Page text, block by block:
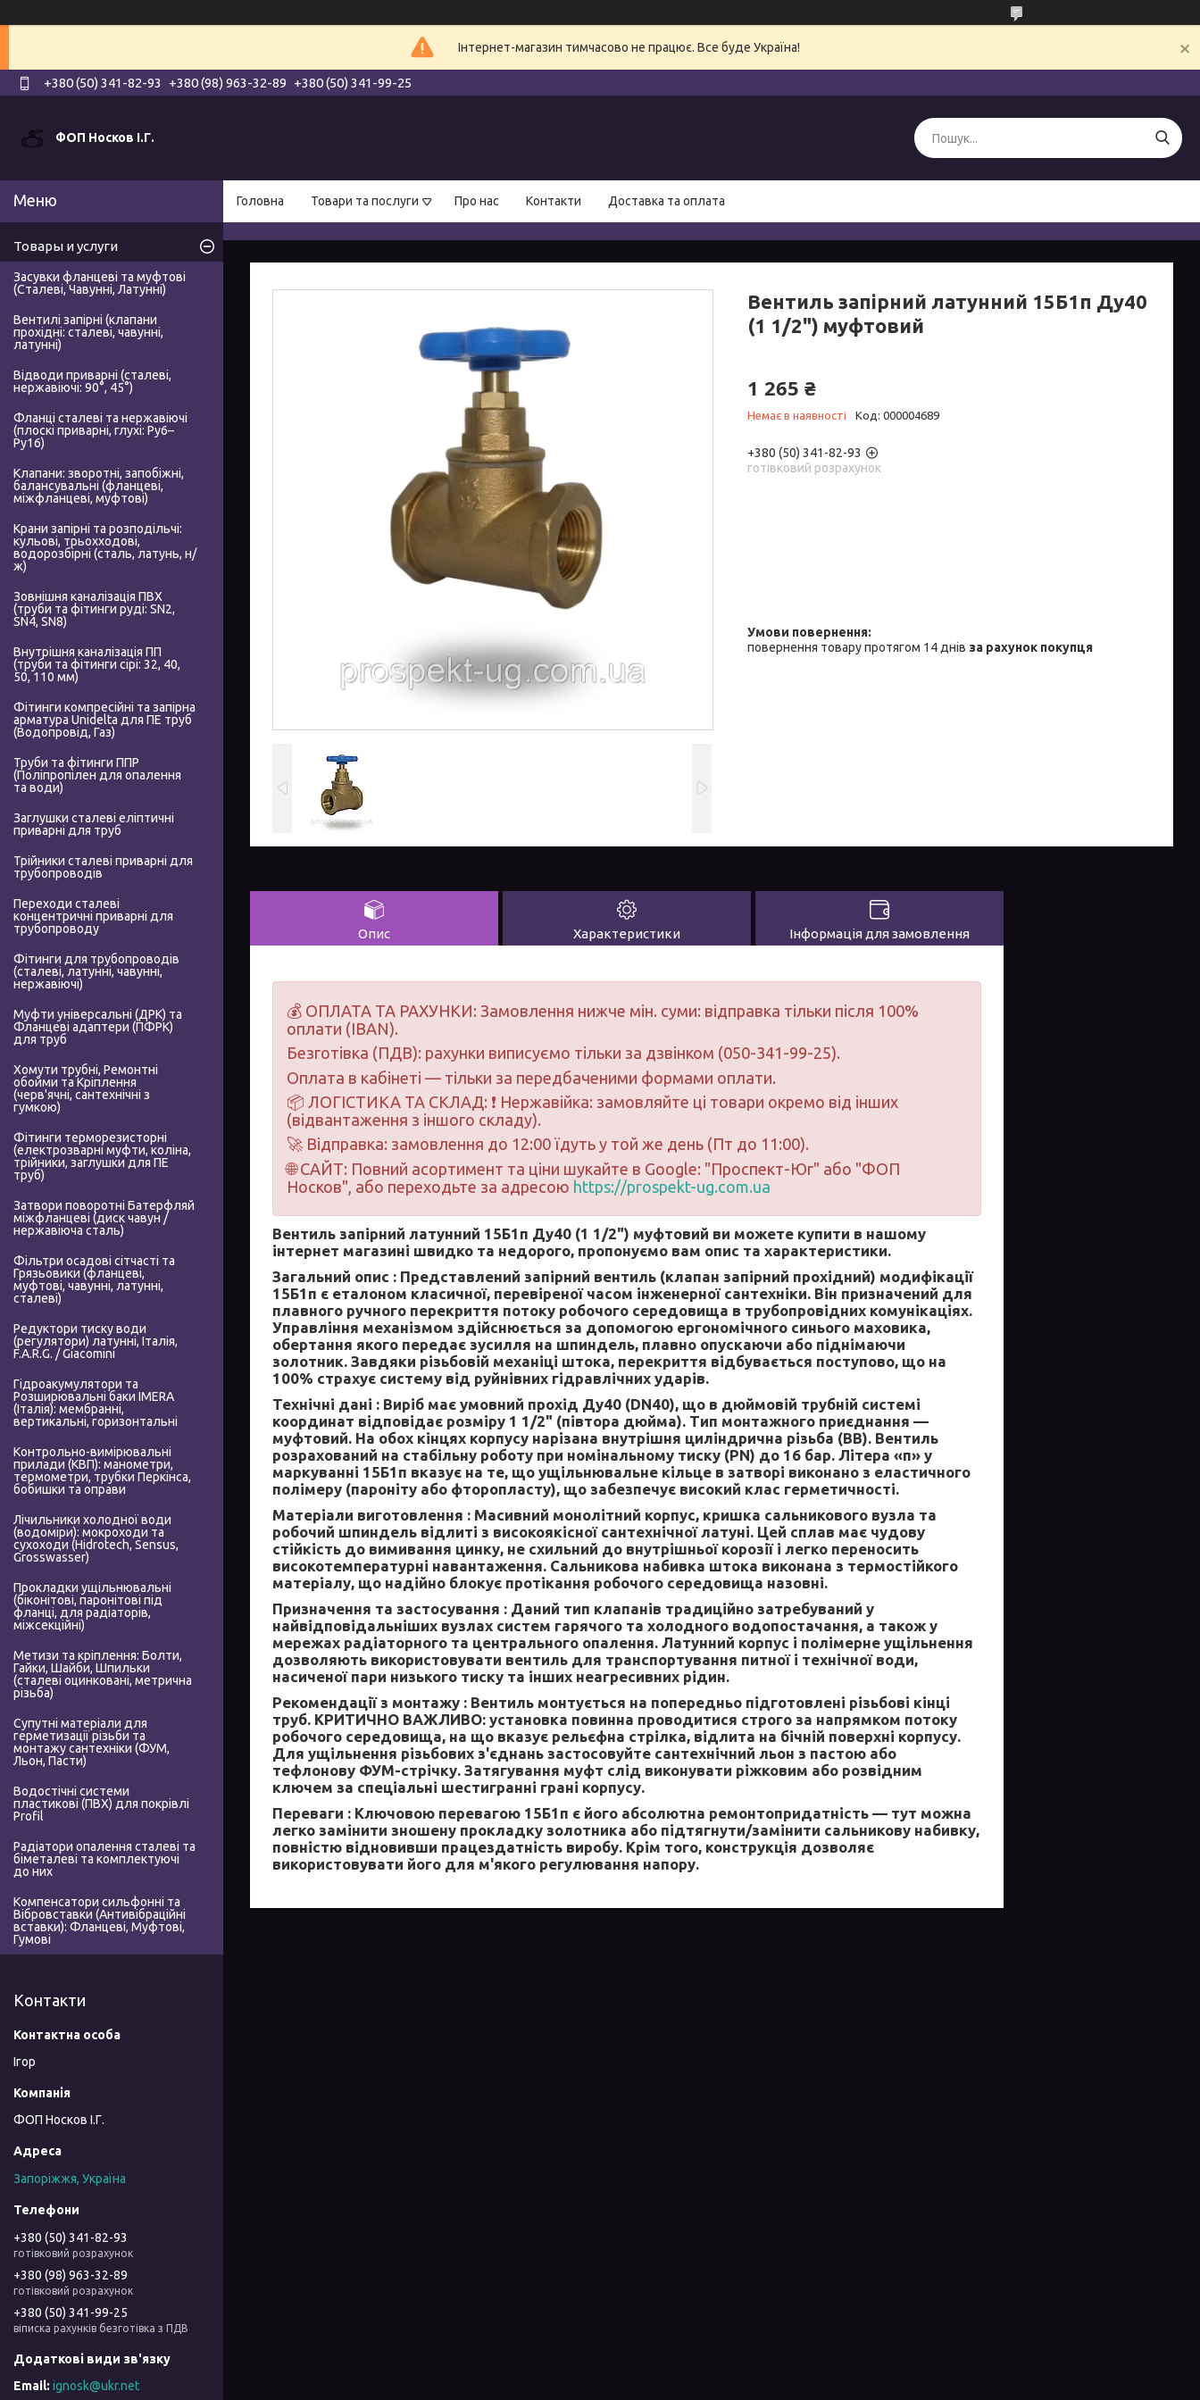
Інтернет-магазин тимчасово не працює. Все буде Україна!
+380 (50) 341-82-93 +380 (98) 963-32-89 +380 (50) 341-99-25
ФОП Носков І.Г.
Головна Товари та послуги Про нас Контакти Доставка та оплата
Вентиль запірний латунний 15Б1п Ду40
(1 1/2") муфтовий
1 265 ₴
Немає в наявності Код: 000004689
+380 (50) 341-82-93
готівковий розрахунок
повернення товару протягом 14 днів за рахунок покупця
Опис Характеристики Інформація для замовлення
💰 ОПЛАТА ТА РАХУНКИ: Замовлення нижче мін. суми: відправка тільки після 100%
оплати (IBAN).
Безготівка (ПДВ): рахунки виписуємо тільки за дзвінком (050-341-99-25).
Оплата в кабінеті — тільки за передбаченими формами оплати.
📦 ЛОГІСТИКА ТА СКЛАД: ❗ Нержавійка: замовляйте ці товари окремо від інших
(відвантаження з іншого складу).
🚀 Відправка: замовлення до 12:00 їдуть у той же день (Пт до 11:00).
🌐 САЙТ: Повний асортимент та ціни шукайте в Google: "Проспект-Юг" або "ФОП
Носков", або переходьте за адресою https://prospekt-ug.com.ua
Вентиль запірний латунний 15Б1п Ду40 (1 1/2") муфтовий ви можете купити в нашому
інтернет магазині швидко та недорого, пропонуємо вам опис та характеристики.
Загальний опис : Представлений запірний вентиль (клапан запірний прохідний) модифікації
15Б1п є еталоном класичної, перевіреної часом інженерної сантехніки. Він призначений для
плавного ручного перекриття потоку робочого середовища в трубопровідних комунікаціях.
Управління механізмом здійснюється за допомогою ергономічного синього маховика,
обертання якого передає зусилля на шпиндель, плавно опускаючи або піднімаючи
золотник. Завдяки різьбовій механіці штока, перекриття відбувається поступово, що на
100% страхує систему від руйнівних гідравлічних ударів.
Технічні дані : Виріб має умовний прохід Ду40 (DN40), що в дюймовій трубній системі
координат відповідає розміру 1 1/2" (півтора дюйма). Тип монтажного приєднання —
муфтовий. На обох кінцях корпусу нарізана внутрішня циліндрична різьба (ВВ). Вентиль
розрахований на стабільну роботу при номінальному тиску (PN) до 16 бар. Літера «п» у
маркуванні 15Б1п вказує на те, що ущільнювальне кільце в затворі виконано з еластичного
полімеру (пароніту або фторопласту), що забезпечує високий клас герметичності.
Матеріали виготовлення : Масивний монолітний корпус, кришка сальникового вузла та
робочий шпиндель відлиті з високоякісної сантехнічної латуні. Цей сплав має чудову
стійкість до вимивання цинку, не схильний до внутрішньої корозії і легко переносить
високотемпературні навантаження. Сальникова набивка штока виконана з термостійкого
матеріалу, що надійно блокує протікання робочого середовища назовні.
Призначення та застосування : Даний тип клапанів традиційно затребуваний у
найвідповідальніших вузлах систем гарячого та холодного водопостачання, а також у
мережах радіаторного та центрального опалення. Латунний корпус і полімерне ущільнення
дозволяють використовувати вентиль для транспортування питної і технічної води,
насиченої пари низького тиску та інших неагресивних рідин.
Рекомендації з монтажу : Вентиль монтується на попередньо підготовлені різьбові кінці
труб. КРИТИЧНО ВАЖЛИВО: установка повинна проводитися строго за напрямком потоку
робочого середовища, на що вказує рельєфна стрілка, відлита на бічній поверхні корпусу.
Для ущільнення різьбових з'єднань застосовуйте сантехнічний льон з пастою або
тефлонову ФУМ-стрічку. Затягування муфт слід виконувати ріжковим або розвідним
ключем за спеціальні шестигранні грані корпусу.
Переваги : Ключовою перевагою 15Б1п є його абсолютна ремонтопридатність — тут можна
легко замінити зношену прокладку золотника або підтягнути/замінити сальникову набивку,
повністю відновивши працездатність виробу. Крім того, конструкція дозволяє
використовувати його для м'якого регулювання напору.
Товары и услуги
Засувки фланцеві та муфтові
(Сталеві, Чавунні, Латунні)
Вентилі запірні (клапани
прохідні: сталеві, чавунні,
латунні)
Відводи приварні (сталеві,
нержавіючі: 90°, 45°)
Фланці сталеві та нержавіючі
(плоскі приварні, глухі: Ру6–
Ру16)
Клапани: зворотні, запобіжні,
балансувальні (фланцеві,
міжфланцеві, муфтові)
Крани запірні та розподільчі:
кульові, трьохходові,
водорозбірні (сталь, латунь, н/
ж)
Зовнішня каналізація ПВХ
(труби та фітинги руді: SN2,
SN4, SN8)
Внутрішня каналізація ПП
(труби та фітинги сірі: 32, 40,
50, 110 мм)
Фітинги компресійні та запірна
арматура Unidelta для ПЕ труб
(Водопровід, Газ)
Труби та фітинги ППР
(Поліпропілен для опалення
та води)
Заглушки сталеві еліптичні
приварні для труб
Трійники сталеві приварні для
трубопроводів
Переходи сталеві
концентричні приварні для
трубопроводу
Фітинги для трубопроводів
(сталеві, латунні, чавунні,
нержавіючі)
Муфти універсальні (ДРК) та
Фланцеві адаптери (ПФРК)
для труб
Хомути трубні, Ремонтні
обойми та Кріплення
(черв'ячні, сантехнічні з
гумкою)
Фітинги терморезисторні
(електрозварні муфти, коліна,
трійники, заглушки для ПЕ
труб)
Затвори поворотні Батерфляй
міжфланцеві (диск чавун /
нержавіюча сталь)
Фільтри осадові сітчасті та
Грязьовики (фланцеві,
муфтові, чавунні, латунні,
сталеві)
Редуктори тиску води
(регулятори) латунні, Італія,
F.A.R.G. / Giacomini
Гідроакумулятори та
Розширювальні баки IMERA
(Італія): мембранні,
вертикальні, горизонтальні
Контрольно-вимірювальні
прилади (КВП): манометри,
термометри, трубки Перкінса,
бобишки та оправи
Лічильники холодної води
(водоміри): мокроходи та
сухоходи (Hidrotech, Sensus,
Grosswasser)
Прокладки ущільнювальні
(біконітові, паронітові під
фланці, для радіаторів,
міжсекційні)
Метизи та кріплення: Болти,
Гайки, Шайби, Шпильки
(сталеві оцинковані, метрична
різьба)
Супутні матеріали для
герметизації різьби та
монтажу сантехніки (ФУМ,
Льон, Пасти)
Водостічні системи
пластикові (ПВХ) для покрівлі
Profil
Радіатори опалення сталеві та
біметалеві та комплектуючі
до них
Компенсатори сильфонні та
Вібровставки (Антивібраційні
вставки): Фланцеві, Муфтові,
Гумові
Контакти
Ігор
ФОП Носков І.Г.
Запоріжжя, Україна
+380 (50) 341-82-93
готівковий розрахунок
+380 (98) 963-32-89
готівковий розрахунок
+380 (50) 341-99-25
віписка рахунків безготівка з ПДВ
ignosk@ukr.net